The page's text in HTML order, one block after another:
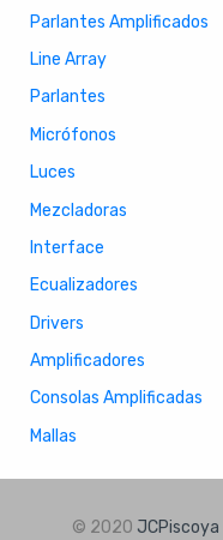
Parlantes Amplificados
Line Array
Parlantes
Micrófonos
Luces
Mezcladoras
Interface
Ecualizadores
Drivers
Amplificadores
Consolas Amplificadas
Mallas
© 2020 JCPiscoya